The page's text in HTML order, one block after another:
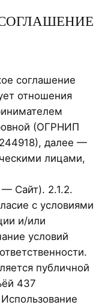
соглашение
отношения
(ОГРНИП
далее —
лицами,
Сайт). 2.1.2.
с условиями
и/или
условий
публичной
437